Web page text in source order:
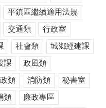
平鎮區繼續適用法規
交通類 行政室
社會類 城鄉經建課
課 政風類
類 消防類 秘書室
類 廉政專區